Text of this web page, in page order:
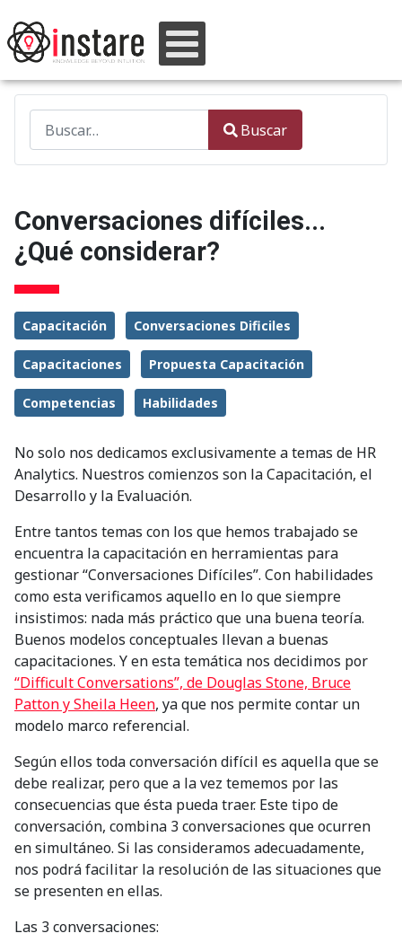
Type 2 or more characters for results.
Buscar
Conversaciones difíciles...
¿Qué considerar?
Capacitación Conversaciones Dificiles
Capacitaciones Propuesta Capacitación
Competencias Habilidades
No solo nos dedicamos exclusivamente a temas de HR
Analytics. Nuestros comienzos son la Capacitación, el
Desarrollo y la Evaluación.
Entre tantos temas con los que hemos trabajado se
encuentra la capacitación en herramientas para
gestionar “Conversaciones Difíciles”. Con habilidades
como esta verificamos aquello en lo que siempre
insistimos: nada más práctico que una buena teoría.
Buenos modelos conceptuales llevan a buenas
capacitaciones. Y en esta temática nos decidimos por
“Difficult Conversations”, de Douglas Stone, Bruce
Patton y Sheila Heen, ya que nos permite contar un
modelo marco referencial.
Según ellos toda conversación difícil es aquella que se
debe realizar, pero que a la vez tememos por las
consecuencias que ésta pueda traer. Este tipo de
conversación, combina 3 conversaciones que ocurren
en simultáneo. Si las consideramos adecuadamente,
nos podrá facilitar la resolución de las situaciones que
se presenten en ellas.
Las 3 conversaciones: